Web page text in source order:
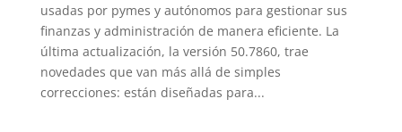
usadas por pymes y autónomos para gestionar sus
finanzas y administración de manera eficiente. La
última actualización, la versión 50.7860, trae
novedades que van más allá de simples
correcciones: están diseñadas para...